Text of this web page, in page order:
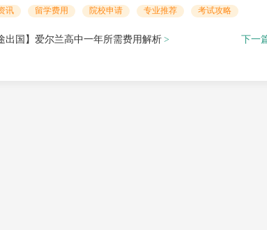
点击查看>>欧亚留学申请指
讯 留学费用 院校申请 专业推荐 考试攻略
出国】爱尔兰高中一年所需费用解析 下一